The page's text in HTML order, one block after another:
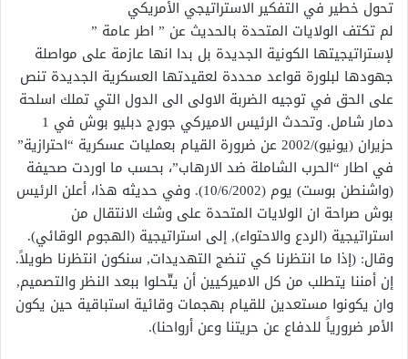
تحول خطير في التفكير الاستراتيجي الأمريكي
لم تكتف الولايات المتحدة بالحديث عن ” اطر عامة ”
لإستراتيجيتها الكونية الجديدة بل بدا انها عازمة على مواصلة
جهودها لبلورة قواعد محددة لعقيدتها العسكرية الجديدة تنص
على الحق في توجيه الضربة الاولى الى الدول التي تملك اسلحة
دمار شامل. وتحدث الرئيس الاميركي جورج دبليو بوش في 1
حزيران (يونيو)/2002 عن ضرورة القيام بعمليات عسكرية “احترازية”
في اطار “الحرب الشاملة ضد الارهاب”، بحسب ما اوردت صحيفة
(واشنطن بوست) يوم (10/6/2002). وفي حديثه هذا، أعلن الرئيس
بوش صراحة ان الولايات المتحدة على وشك الانتقال من
استراتيجية (الردع والاحتواء), إلى استراتيجية (الهجوم الوقائي).
وقال: (إذا ما انتظرنا كي تنضج التهديدات, سنكون انتظرنا طويلاً.
إن أمننا يتطلب من كل الاميركيين أن يتّحلوا ببعد النظر والتصميم,
وان يكونوا مستعدين للقيام بهجمات وقائية استباقية حين يكون
الأمر ضرورياً للدفاع عن حريتنا وعن أرواحنا).